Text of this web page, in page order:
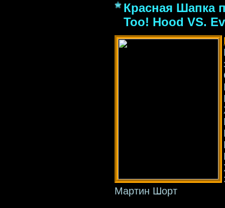
Красная Шапка
Too! Hood VS.
Мартин Шорт